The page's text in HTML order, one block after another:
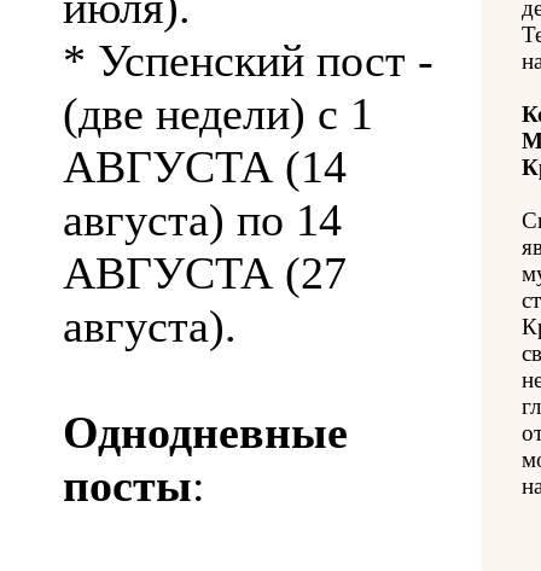
* Успенский пост -
(две недели) с 1
АВГУСТА (14
августа) по 14
АВГУСТА (27
августа).
Однодневные
посты: